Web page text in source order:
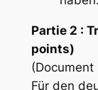
Partie 2 :
points)
(Document
Für den